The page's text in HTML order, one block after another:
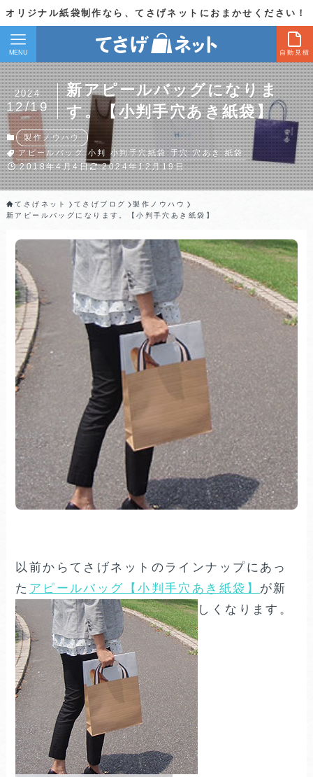
オリジナル紙袋制作なら、てさげネットにおまかせください！
自動見積
MENU
新アピールバッグになりま
す。【小判手穴あき紙袋】
2024
12/19
製作ノウハウ
アピールバッグ 小判 小判手穴紙袋 手穴 穴あき 紙袋
2018年4月4日 2024年12月19日
てさげネット てさげブログ
製作ノウハウ
新アピールバッグになります。【小判手穴あき紙袋】
以前からてさげネットのラインナップにあっ
た アピールバッグ【小判手穴あき紙袋】 が新
しくなります。